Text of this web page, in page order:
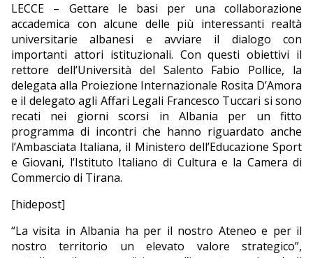
LECCE – Gettare le basi per una collaborazione
accademica con alcune delle più interessanti realtà
universitarie albanesi e avviare il dialogo con
importanti attori istituzionali. Con questi obiettivi il
rettore dell’Università del Salento Fabio Pollice, la
delegata alla Proiezione Internazionale Rosita D’Amora
e il delegato agli Affari Legali Francesco Tuccari si sono
recati nei giorni scorsi in Albania per un fitto
programma di incontri che hanno riguardato anche
l’Ambasciata Italiana, il Ministero dell’Educazione Sport
e Giovani, l’Istituto Italiano di Cultura e la Camera di
Commercio di Tirana.
[hidepost]
“La visita in Albania ha per il nostro Ateneo e per il
nostro territorio un elevato valore strategico”,